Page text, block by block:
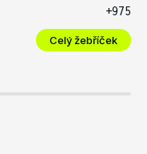
+975
Celý žebříček